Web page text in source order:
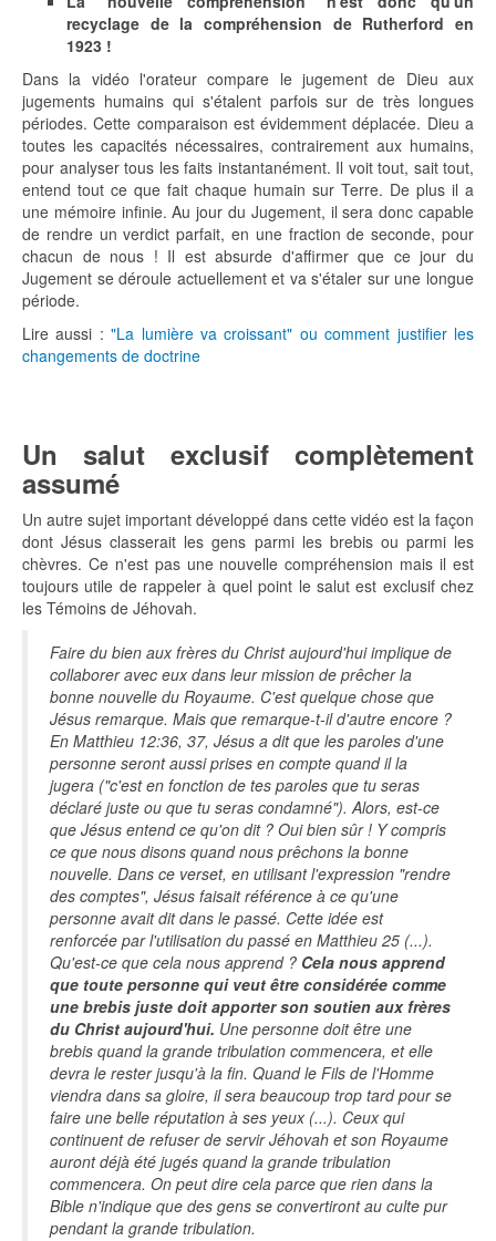
recyclage de la compréhension de Rutherford en
1923 !
Dans la vidéo l'orateur compare le jugement de Dieu aux
jugements humains qui s'étalent parfois sur de très longues
périodes. Cette comparaison est évidemment déplacée. Dieu a
toutes les capacités nécessaires, contrairement aux humains,
pour analyser tous les faits instantanément. Il voit tout, sait tout,
entend tout ce que fait chaque humain sur Terre. De plus il a
une mémoire infinie. Au jour du Jugement, il sera donc capable
de rendre un verdict parfait, en une fraction de seconde, pour
chacun de nous ! Il est absurde d'affirmer que ce jour du
Jugement se déroule actuellement et va s'étaler sur une longue
période.
Lire aussi :"La lumière va croissant" ou comment justifier les
changements de doctrine
Un salut exclusif complètement
assumé
Un autre sujet important développé dans cette vidéo est la façon
dont Jésus classerait les gens parmi les brebis ou parmi les
chèvres. Ce n'est pas une nouvelle compréhension mais il est
toujours utile de rappeler à quel point le salut est exclusif chez
les Témoins de Jéhovah.
Faire du bien aux frères du Christ aujourd'hui implique de
collaborer avec eux dans leur mission de prêcher la
bonne nouvelle du Royaume. C'est quelque chose que
Jésus remarque. Mais que remarque-t-il d'autre encore ?
En Matthieu 12:36, 37, Jésus a dit que les paroles d'une
personne seront aussi prises en compte quand il la
jugera ("c'est en fonction de tes paroles que tu seras
déclaré juste ou que tu seras condamné"). Alors, est-ce
que Jésus entend ce qu'on dit ? Oui bien sûr ! Y compris
ce que nous disons quand nous prêchons la bonne
nouvelle. Dans ce verset, en utilisant l'expression "rendre
des comptes", Jésus faisait référence à ce qu'une
personne avait dit dans le passé. Cette idée est
renforcée par l'utilisation du passé en Matthieu 25 (...).
Qu'est-ce que cela nous apprend ? Cela nous apprend
que toute personne qui veut être considérée comme
une brebis juste doit apporter son soutien aux frères
du Christ aujourd'hui. Une personne doit être une
brebis quand la grande tribulation commencera, et elle
devra le rester jusqu'à la fin. Quand le Fils de l'Homme
viendra dans sa gloire, il sera beaucoup trop tard pour se
faire une belle réputation à ses yeux (...). Ceux qui
continuent de refuser de servir Jéhovah et son Royaume
auront déjà été jugés quand la grande tribulation
commencera. On peut dire cela parce que rien dans la
Bible n'indique que des gens se convertiront au culte pur
pendant la grande tribulation.